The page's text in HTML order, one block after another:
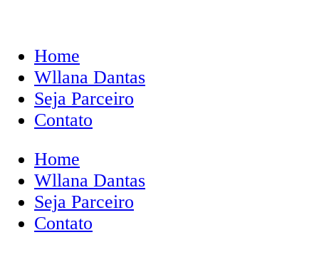
Home
Wllana Dantas
Seja Parceiro
Contato
Home
Wllana Dantas
Seja Parceiro
Contato